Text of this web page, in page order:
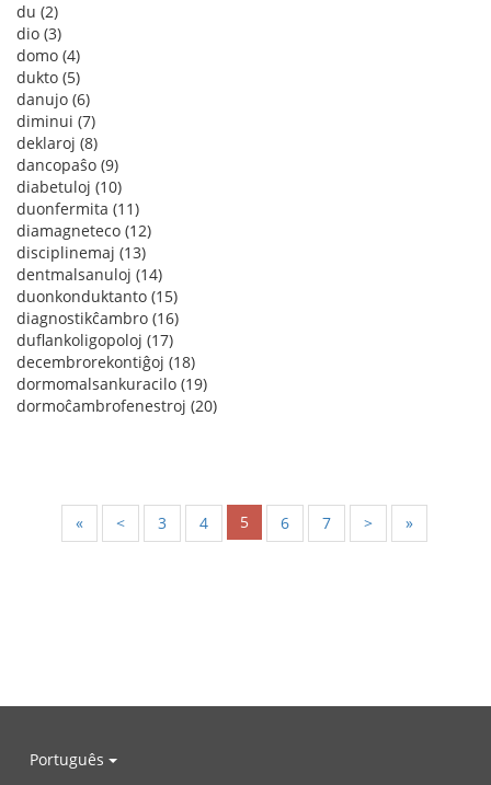
du (2)
dio (3)
domo (4)
dukto (5)
danujo (6)
diminui (7)
deklaroj (8)
dancopaŝo (9)
diabetuloj (10)
duonfermita (11)
diamagneteco (12)
disciplinemaj (13)
dentmalsanuloj (14)
duonkonduktanto (15)
diagnostikĉambro (16)
duflankoligopoloj (17)
decembrorekontiĝoj (18)
dormomalsankuracilo (19)
dormoĉambrofenestroj (20)
« < 3 4 5 6 7 > »
Português